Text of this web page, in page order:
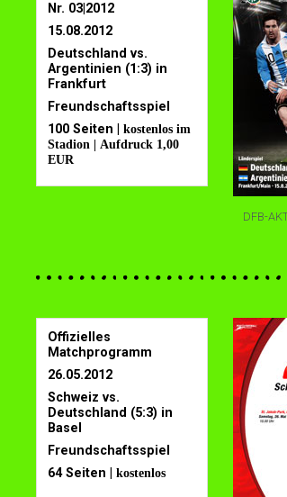
Nr. 03|2012
15.08.2012
Deutschland vs.
Argentinien (1:3) in
Frankfurt
Freundschaftsspiel
100 Seiten | kostenlos im
Stadion | Aufdruck 1,00
EUR
DFB-
Offizielles
Matchprogramm
26.05.2012
Schweiz vs.
Deutschland (5:3) in
Basel
Freundschaftsspiel
64 Seiten | kostenlos